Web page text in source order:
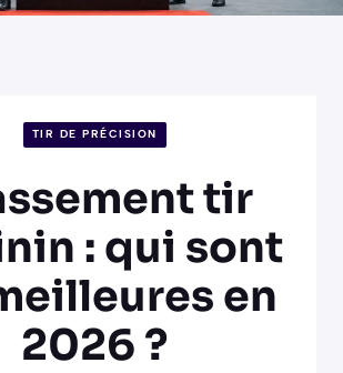
TIR DE PRÉCISION
tir
: qui sont
en
2026 ?